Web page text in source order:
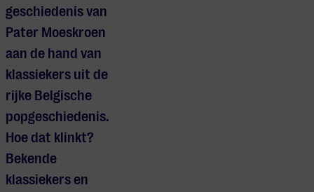
geschiedenis van
Pater Moeskroen
aan de hand van
klassiekers uit de
rijke Belgische
popgeschiedenis.
Hoe dat klinkt?
Bekende
klassiekers en